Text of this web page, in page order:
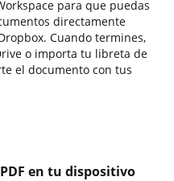
para que puedas
directamente
Cuando termines,
o importa tu libreta de
el documento con tus
en tu dispositivo